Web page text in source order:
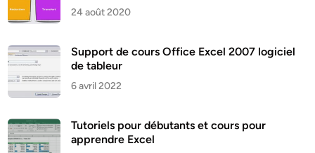
24 août 2020
Support de cours Office Excel 2007 logiciel
de tableur
6 avril 2022
Tutoriels pour débutants et cours pour
apprendre Excel